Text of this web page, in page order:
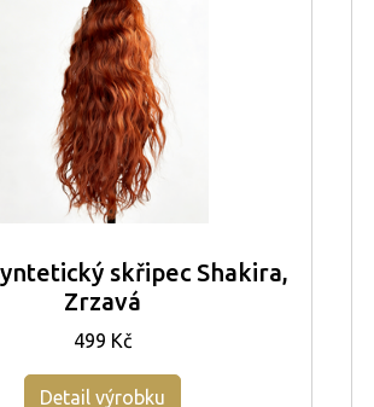
skřipec Shakira,
Zrzavá
499 Kč
Detail výrobku